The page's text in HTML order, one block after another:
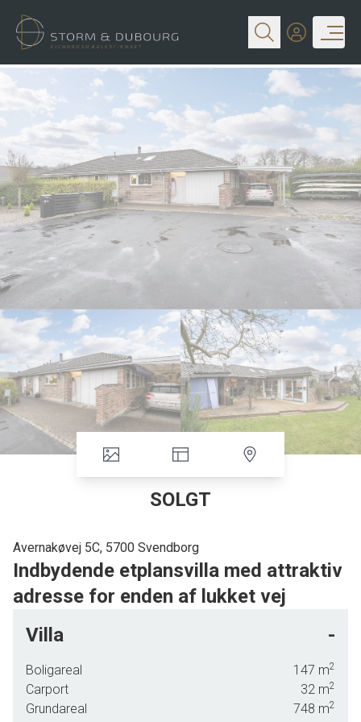
SOLGT
Avernakøvej 5C, 5700 Svendborg
Indbydende etplansvilla med attraktiv
adresse for enden af lukket vej
samt et charmerende og centralt placeret køkken-alrum. Læg dertil en dejlig,
højloftet opholdsstue med brændeovn samt en stor, lys udestue. Så har I en
rigtig god idé om, hvad der venter jer her på Avernakøvej 5C i Svendborg.
Foruden den gode plads inden døre kan I også glæde jer til at få et skønt
Villa -
Boligareal 147 m2
Carport 32 m2
Grundareal 748 m2